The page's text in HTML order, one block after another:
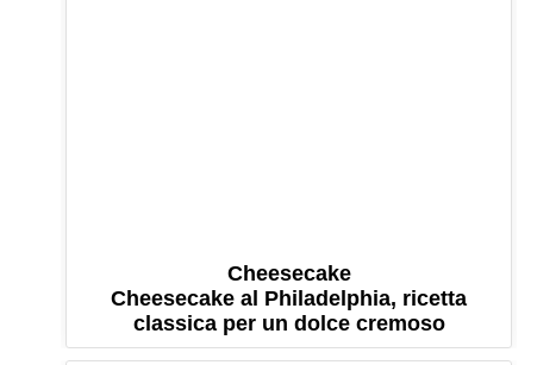
Cheesecake
Cheesecake al Philadelphia, ricetta
classica per un dolce cremoso